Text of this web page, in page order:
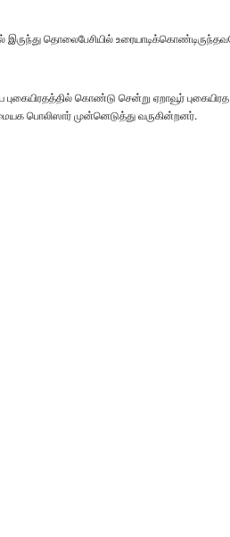
இருந்து தொலைபேசியில்
கொண்டு சென்று ஏறாவூர்
பொலிஸார் முன்னெடுத்து வருகின்றனர்.